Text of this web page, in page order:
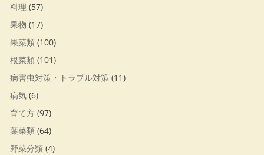
料理 (57)
果物 (17)
果菜類 (100)
根菜類 (101)
病害虫対策・トラブル対策 (11)
病気 (6)
育て方 (97)
葉菜類 (64)
野菜分類 (4)